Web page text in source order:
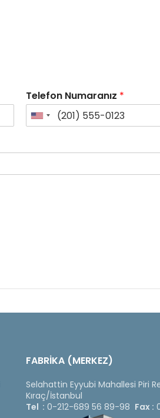
Telefon Numaranız *
FABRİKA (MERKEZ)
Selahattin Eyyubi Mahallesi Piri
Kıraç/İstanbul
Tel : 0-212-689 56 89-98 Fax :